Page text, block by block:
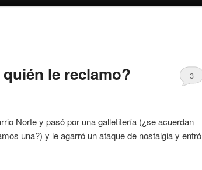
le reclamo? 3
Norte y pasó por una galletitería (¿se acuerdan
una?) y le agarró un ataque de nostalgia y entró